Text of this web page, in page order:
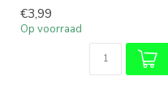
€3,99
Op voorraad